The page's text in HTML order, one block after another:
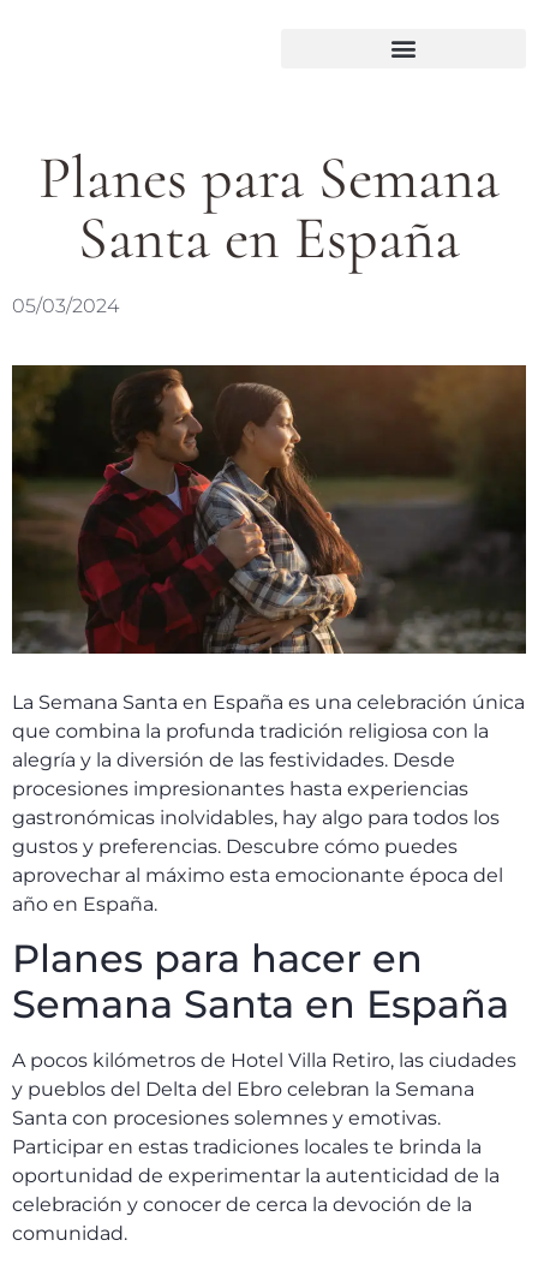
Planes para Semana
Santa en España
05/03/2024
La Semana Santa en España es una celebración única
que combina la profunda tradición religiosa con la
alegría y la diversión de las festividades. Desde
procesiones impresionantes hasta experiencias
gastronómicas inolvidables, hay algo para todos los
gustos y preferencias. Descubre cómo puedes
aprovechar al máximo esta emocionante época del
año en España.
Planes para hacer en
Semana Santa en España
A pocos kilómetros de Hotel Villa Retiro, las ciudades
y pueblos del Delta del Ebro celebran la Semana
Santa con procesiones solemnes y emotivas.
Participar en estas tradiciones locales te brinda la
oportunidad de experimentar la autenticidad de la
celebración y conocer de cerca la devoción de la
comunidad.